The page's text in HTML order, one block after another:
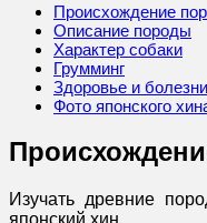
Происхождение
Описание породы
Характер собаки
Грумминг
Здоровье и болезни
Фото японского
Изучать древние